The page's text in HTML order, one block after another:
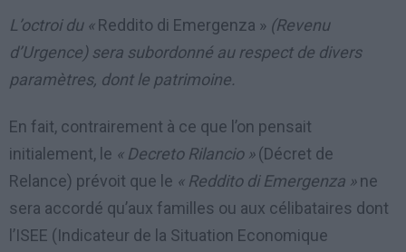
L’octroi du «Reddito di Emergenza » (Revenu
d’Urgence) sera subordonné au respect de divers
paramètres, dont le patrimoine.
En fait, contrairement à ce que l’on pensait
initialement, le « Decreto Rilancio »(Décret de
Relance) prévoit que le « Reddito di Emergenza »ne
sera accordé qu’aux familles ou aux célibataires dont
l’ISEE (Indicateur de la Situation Economique